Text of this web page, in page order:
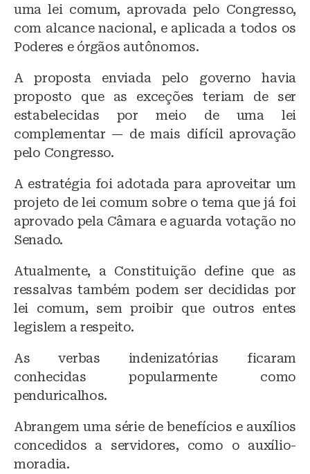
uma lei comum, aprovada pelo Congresso,
com alcance nacional, e aplicada a todos os
Poderes e órgãos autônomos.
A proposta enviada pelo governo havia
proposto que as exceções teriam de ser
estabelecidas por meio de uma lei
complementar — de mais difícil aprovação
pelo Congresso.
A estratégia foi adotada para aproveitar um
projeto de lei comum sobre o tema que já foi
aprovado pela Câmara e aguarda votação no
Senado.
Atualmente, a Constituição define que as
ressalvas também podem ser decididas por
lei comum, sem proibir que outros entes
legislem a respeito.
As verbas indenizatórias ficaram
conhecidas popularmente como
penduricalhos.
Abrangem uma série de benefícios e auxílios
concedidos a servidores, como o auxílio-
moradia.